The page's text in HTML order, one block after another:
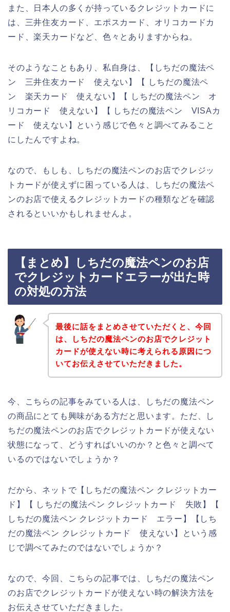
また、日本人の多くが持っているクレジットカードに
は、三井住友カード、エポスカード、オリコカードカ
ード、楽天カードなど、色々とありますからね。
そのようなこともあり、私自身は、【しちだの魔法ペ
ン 三井住友カード 使えない】【 しちだの魔法ペ
ン 楽天カード 使えない】【 しちだの魔法ペン オ
リコカード 使えない】【 しちだの魔法ペン VISAカ
ード 使えない】という感じで色々と調べてみること
にしたんですよね。
なので、もしも、しちだの魔法ペンのお店でクレジッ
トカードが使えずに困っている人は、しちだの魔法ペ
ンのお店で使えるクレジットカードの種類などを確認
されるといいかもしれませんよ。
【まとめ】しちだの魔法ペンのお店
でクレジットカードエラーが出た時
の対処の方法
最後に話をまとめさせていただくと、今回
は、しちだの魔法ペンのお店でクレジット
カードが使えない時に考えられる原因につ
いてお伝えさせていただきました。
今、こちらの記事をみている人は、しちだの魔法ペン
の商品にとても興味がある方だと思います。ただ、し
ちだの魔法ペンのお店でクレジットカードが使えない
状態になって、どうすればいいのか？と色々と調べて
いるのではないでしょうか？
だから、ネットで【しちだの魔法ペン クレジットカー
ド】【 しちだの魔法ペン クレジットカード 失敗】【
しちだの魔法ペン クレジットカード エラー】【しち
だの魔法ペン クレジットカード 使えない】という感
じで調べてみたのではないでしょうか？
なので、今回、こちらの記事では、しちだの魔法ペン
のお店でクレジットカードが使えない時の解決方法を
お伝えさせていただきました。